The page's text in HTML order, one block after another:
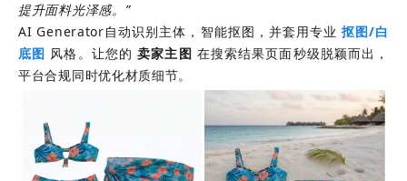
提升面料光泽感。”
AI Generator自动识别主体，智能抠图，并套用专业 抠图/白
底图 风格。让您的 卖家主图 在搜索结果页面秒级脱颖而出，
平台合规同时优化材质细节。